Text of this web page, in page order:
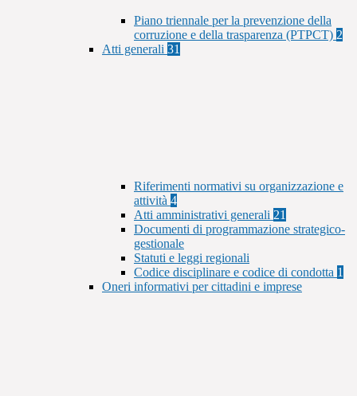
Piano triennale per la prevenzione della
corruzione e della trasparenza (PTPCT) 2
Atti generali 31
Riferimenti normativi su organizzazione e
attività 4
Atti amministrativi generali 21
Documenti di programmazione strategico-
gestionale
Statuti e leggi regionali
Codice disciplinare e codice di condotta 1
Oneri informativi per cittadini e imprese